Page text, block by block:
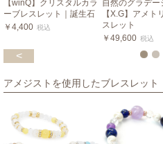
【winQ】クリスタルカラ
ーブレスレット｜誕生石
￥4,400 税込
自然のグラデー
【X.G】アメト
スレット
￥49,600 税込
<
アメジストを使用したブレスレット